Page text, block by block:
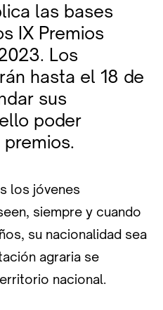
las bases
IX Premios
Los
hasta el 18 de
sus
poder
los jóvenes
siempre y cuando
su nacionalidad sea
agraria se
nacional.